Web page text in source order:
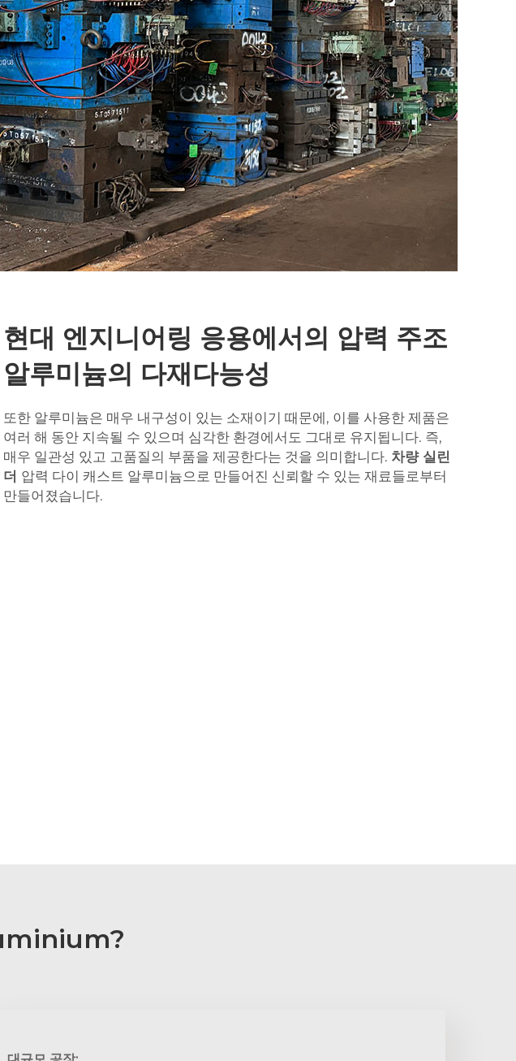
현대 엔지니어링 응용에서의 압력 주조
알루미늄의 다재다능성
또한 알루미늄은 매우 내구성이 있는 소재이기 때문에, 이를 사용한 제품은
여러 해 동안 지속될 수 있으며 심각한 환경에서도 그대로 유지됩니다. 즉,
매우 일관성 있고 고품질의 부품을 제공한다는 것을 의미합니다. 차량 실린
더 압력 다이 캐스트 알루미늄으로 만들어진 신뢰할 수 있는 재료들로부터
만들어졌습니다.